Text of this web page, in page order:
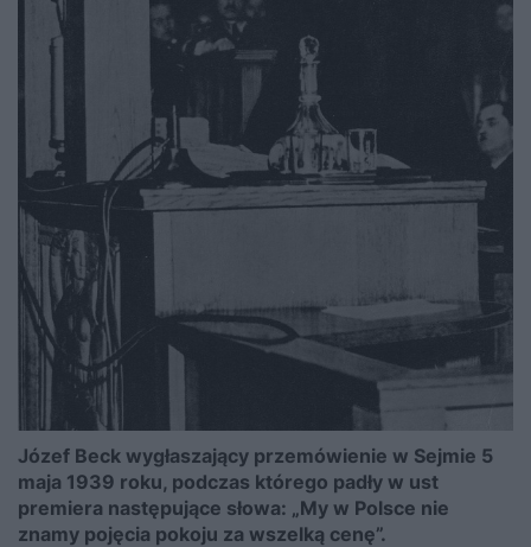
Józef Beck wygłaszający przemówienie w Sejmie 5
maja 1939 roku, podczas którego padły w ust
premiera następujące słowa: „My w Polsce nie
znamy pojęcia pokoju za wszelką cenę”.